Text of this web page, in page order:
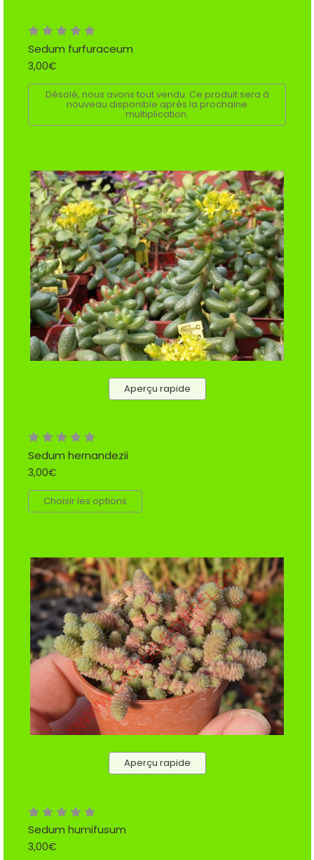
Sedum furfuraceum
3,00€
Désolé, nous avons tout vendu. Ce produit sera à
nouveau disponible après la prochaine
multiplication.
Aperçu rapide
Sedum hernandezii
3,00€
Choisir les options
Aperçu rapide
Sedum humifusum
3,00€